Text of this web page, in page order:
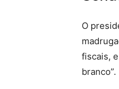
O
fiscais,
branco”.